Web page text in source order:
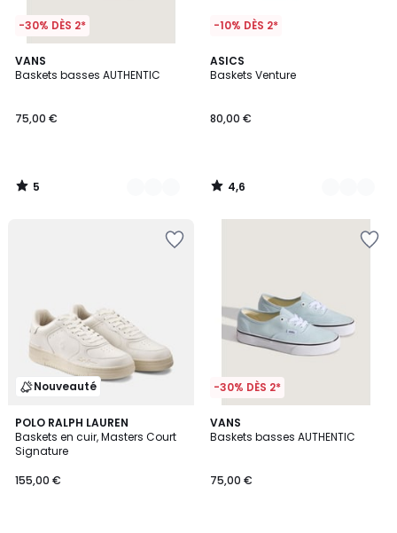
-30% DÈS 2*
VANS
Baskets basses AUTHENTIC
75,00 €
5
/
2
Couleurs
5
/
-10% DÈS 2*
ASICS
Baskets Venture
80,00 €
4,6
/ 5
2
Couleurs
4,6
/
Nouveauté
POLO RALPH LAUREN
Baskets en cuir, Masters Court
Signature
155,00 €
-30% DÈS 2*
VANS
Baskets basses AUTHENTIC
75,00 €
5
/